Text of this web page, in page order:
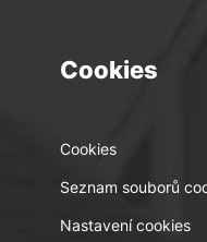
Cookies
Cookies
Seznam souborů
Nastavení cookies